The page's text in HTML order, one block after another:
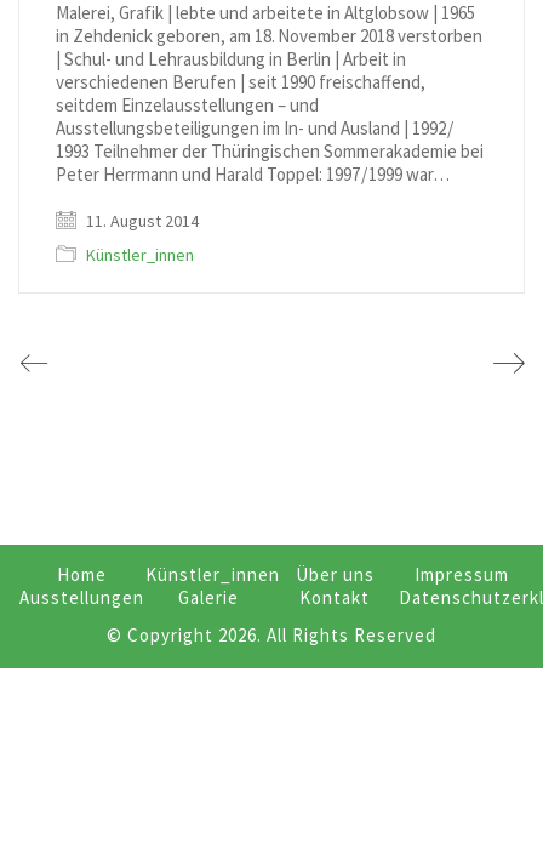
Malerei, Grafik | lebte und arbeitete in Altglobsow | 1965
in Zehdenick geboren, am 18. November 2018 verstorben
| Schul- und Lehrausbildung in Berlin | Arbeit in
verschiedenen Berufen | seit 1990 freischaffend,
seitdem Einzelausstellungen – und
Ausstellungsbeteiligungen im In- und Ausland | 1992 /
1993 Teilnehmer der Thüringischen Sommerakademie bei
Peter Herrmann und Harald Toppel: 1997 / 1999 war…
11. August 2014
Künstler_innen
Home
Ausstellungen
Künstler_innen
Galerie
Über uns
Kontakt
Impressum
© Copyright 2026. All Rights Reserved